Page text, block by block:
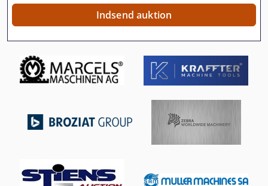
International 433
Kgs 1670
Manual
Platform Type Mb
Tnl 12
Indsend auktion